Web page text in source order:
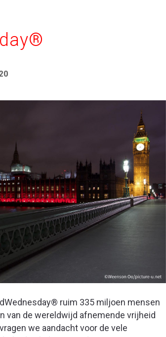
ruim 335 miljoen mensen
van de wereldwijd afnemende vrijheid
we aandacht voor de vele